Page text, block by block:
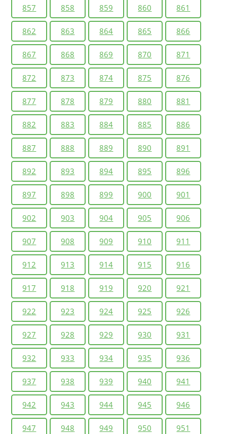
857 858 859 860 861
862 863 864 865 866
867 868 869 870 871
872 873 874 875 876
877 878 879 880 881
882 883 884 885 886
887 888 889 890 891
892 893 894 895 896
897 898 899 900 901
902 903 904 905 906
907 908 909 910 911
912 913 914 915 916
917 918 919 920 921
922 923 924 925 926
927 928 929 930 931
932 933 934 935 936
937 938 939 940 941
942 943 944 945 946
947 948 949 950 951